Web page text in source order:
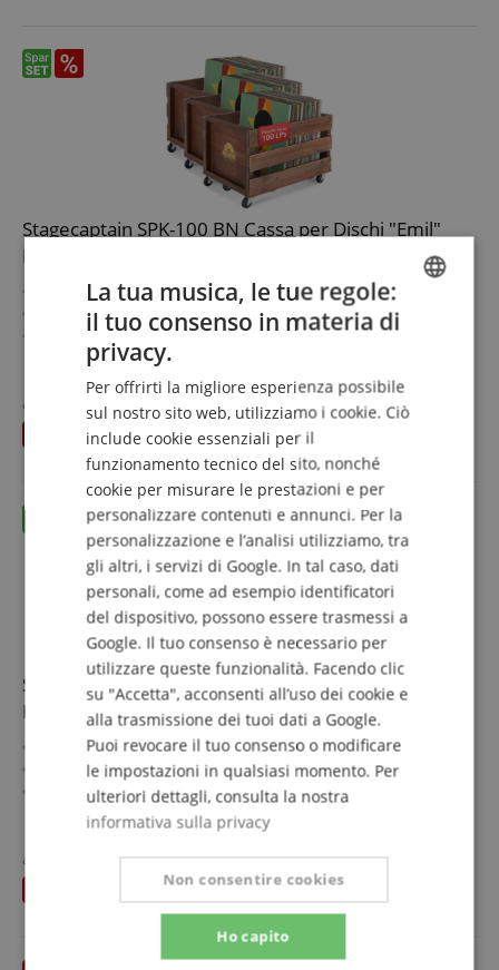
Stagecaptain SPK-100 BN Cassa per Dischi "Emil"
Marrone Set da 3
Scatole porta LP
In legno massello dal design retrò
Con 4 ruote piroettanti
Per fino a 100 dischi
Naturalmente adatte anche per altri oggetti fino a 25 kg
mostra di più
96,10 €
IVA.incl. +spedizione (IT)
al posto dei singoli 110,40
risparmia14,30 €
Stagecaptain SPKB-100 BN Cassa per Dischi "Emil" in
Bambù Marrone Set da 2
Scatole porta LP
In bambù dal design retrò
Con 4 ruote piroettanti
Per fino a 100 dischi
Naturalmente utilizzabile anche per molti altri oggetti
fino a 25 kg
mostra di più
67,90 €
IVA.incl. +
al posto dei singoli79,80€
ENGLISH
ITALIAN
SPANISH
La tua musica, le tue regole:
il tuo consenso in materia di
privacy.
Per offrirti la migliore esperienza possibile
sul nostro sito web, utilizziamo i cookie. Ciò
include cookie essenziali per il
funzionamento tecnico del sito, nonché
cookie per misurare le prestazioni e per
personalizzare contenuti e annunci. Per la
personalizzazione e l’analisi utilizziamo, tra
gli altri, i servizi di Google. In tal caso, dati
personali, come ad esempio identificatori
del dispositivo, possono essere trasmessi a
Google. Il tuo consenso è necessario per
utilizzare queste funzionalità. Facendo clic
su "Accetta", acconsenti all’uso dei cookie e
alla trasmissione dei tuoi dati a Google.
Puoi revocare il tuo consenso o modificare
le impostazioni in qualsiasi momento. Per
ulteriori dettagli, consulta la nostra
informativa sulla privacy
Ho capito
Non consentire cookies